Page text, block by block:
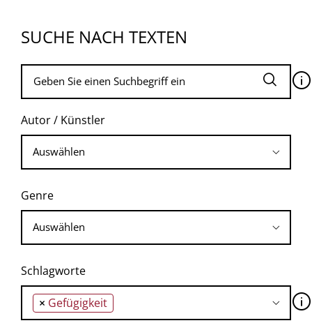
SUCHE NACH TEXTEN
🛈
Autor / Künstler
Genre
Schlagworte
× Gefügigkeit 🛈